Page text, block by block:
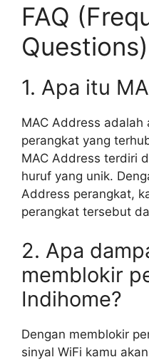
FAQ
Questions)
1. Apa itu
MAC Address adalah
perangkat yang
MAC Address terdiri
huruf yang unik.
Address perangkat,
perangkat tersebut
2. Apa
memblokir
Indihome?
Dengan memblokir
sinyal WiFi kamu